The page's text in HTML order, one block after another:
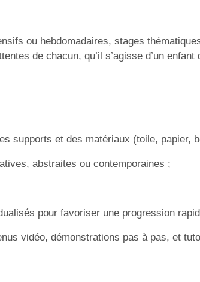
ou hebdomadaires, stages
de chacun, qu’il s’agisse d’un enfant
supports et des matériaux (toile, papier,
abstraites ou contemporaines ;
pour favoriser une progression
vidéo, démonstrations pas à pas, et